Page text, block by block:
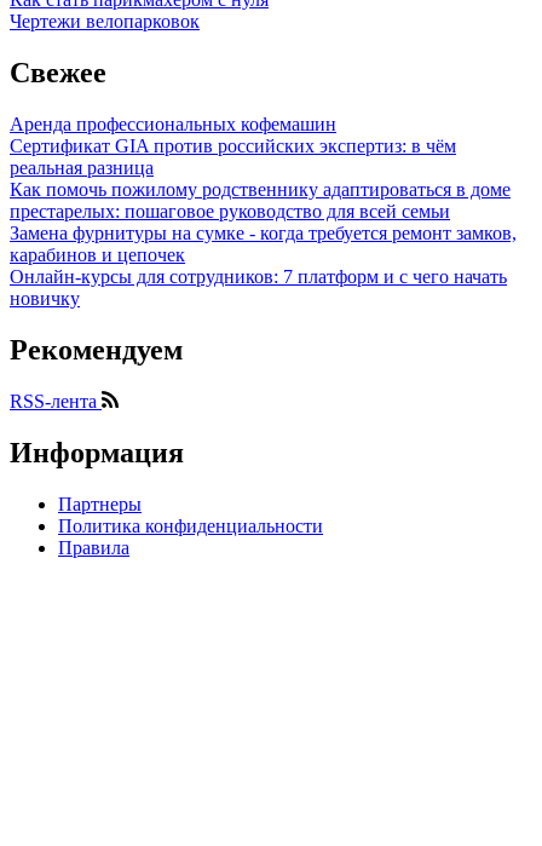
Чертежи велопарковок
Свежее
Аренда профессиональных кофемашин
Сертификат GIA против российских экспертиз: в чём
реальная разница
Как помочь пожилому родственнику адаптироваться в доме
престарелых: пошаговое руководство для всей семьи
Замена фурнитуры на сумке - когда требуется ремонт замков,
карабинов и цепочек
Онлайн-курсы для сотрудников: 7 платформ и с чего начать
новичку
Рекомендуем
RSS-лента
Информация
Партнеры
Политика конфиденциальности
Правила